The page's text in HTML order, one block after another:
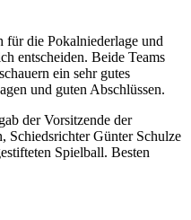
für die Pokalniederlage und
entscheiden. Beide Teams
ein sehr gutes
und guten Abschlüssen.
der Vorsitzende der
Schiedsrichter Günter Schulze
Spielball. Besten